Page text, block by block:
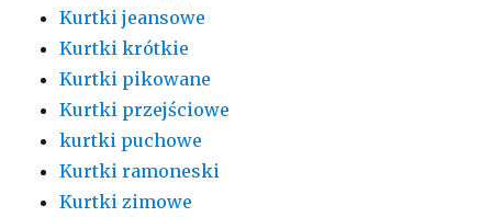
Kurtki jeansowe
Kurtki krótkie
Kurtki pikowane
Kurtki przejściowe
kurtki puchowe
Kurtki ramoneski
Kurtki zimowe